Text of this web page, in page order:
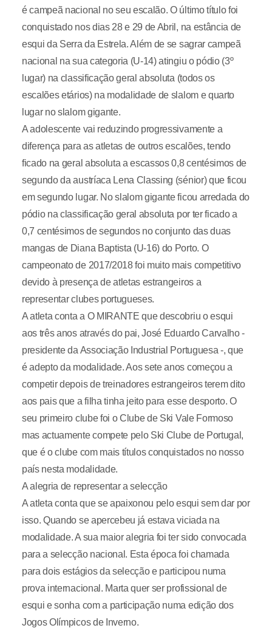
é campeã nacional no seu escalão. O último título foi
conquistado nos dias 28 e 29 de Abril, na estância de
esqui da Serra da Estrela. Além de se sagrar campeã
nacional na sua categoria (U-14) atingiu o pódio (3º
lugar) na classificação geral absoluta (todos os
escalões etários) na modalidade de slalom e quarto
lugar no slalom gigante.
A adolescente vai reduzindo progressivamente a
diferença para as atletas de outros escalões, tendo
ficado na geral absoluta a escassos 0,8 centésimos de
segundo da austríaca Lena Classing (sénior) que ficou
em segundo lugar. No slalom gigante ficou arredada do
pódio na classificação geral absoluta por ter ficado a
0,7 centésimos de segundos no conjunto das duas
mangas de Diana Baptista (U-16) do Porto. O
campeonato de 2017/2018 foi muito mais competitivo
devido à presença de atletas estrangeiros a
representar clubes portugueses.
A atleta conta a O MIRANTE que descobriu o esqui
aos três anos através do pai, José Eduardo Carvalho -
presidente da Associação Industrial Portuguesa -, que
é adepto da modalidade. Aos sete anos começou a
competir depois de treinadores estrangeiros terem dito
aos pais que a filha tinha jeito para esse desporto. O
seu primeiro clube foi o Clube de Ski Vale Formoso
mas actuamente compete pelo Ski Clube de Portugal,
que é o clube com mais títulos conquistados no nosso
país nesta modalidade.
A alegria de representar a selecção
A atleta conta que se apaixonou pelo esqui sem dar por
isso. Quando se apercebeu já estava viciada na
modalidade. A sua maior alegria foi ter sido convocada
para a selecção nacional. Esta época foi chamada
para dois estágios da selecção e participou numa
prova internacional. Marta quer ser profissional de
esqui e sonha com a participação numa edição dos
Jogos Olímpicos de Inverno.